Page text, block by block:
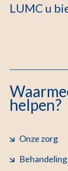
LUMC u
helpen?
Onze zorg
Behandeling